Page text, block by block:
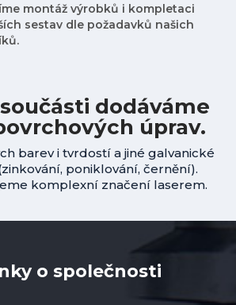
montáž výrobků i kompletaci
sestav dle požadavků našich
dodáváme
úprav.
barev i tvrdostí a jiné galvanické
poniklování, černění).
komplexní značení laserem.
o společnosti